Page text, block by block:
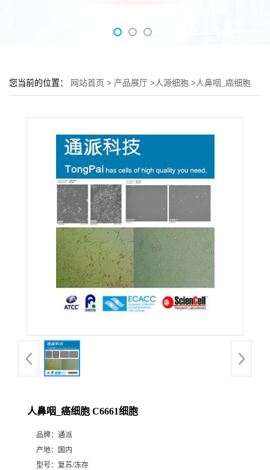
您当前的位置： 网站首页 > 产品展厅 >人源细胞 >人鼻咽_癌细胞
人鼻咽_癌细胞 C6661细胞
品牌： 通派
产地：
国内
型号： 复苏/冻存